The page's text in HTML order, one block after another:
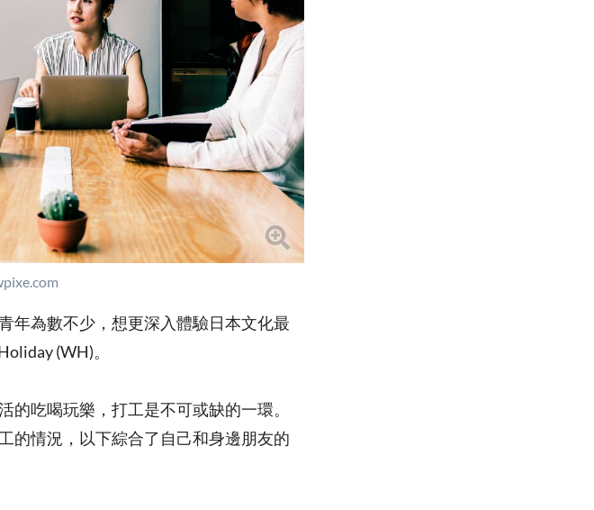
年為數不少，想更深入體驗日本文化最
(WH)。
吃喝玩樂，打工是不可或缺的一環。
的情況，以下綜合了自己和身邊朋友的